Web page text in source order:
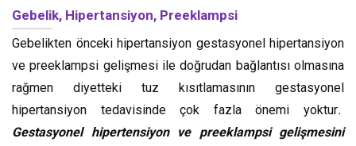
Gebelik, Hipertansiyon, Preeklampsi
Gebelikten önceki hipertansiyon gestasyonel hipertansiyon
ve preeklampsi gelişmesi ile doğrudan bağlantısı olmasına
rağmen diyetteki tuz kısıtlamasının gestasyonel
hipertansiyon tedavisinde çok fazla önemi yoktur.
Gestasyonel hipertensiyon ve preeklampsi gelişmesini